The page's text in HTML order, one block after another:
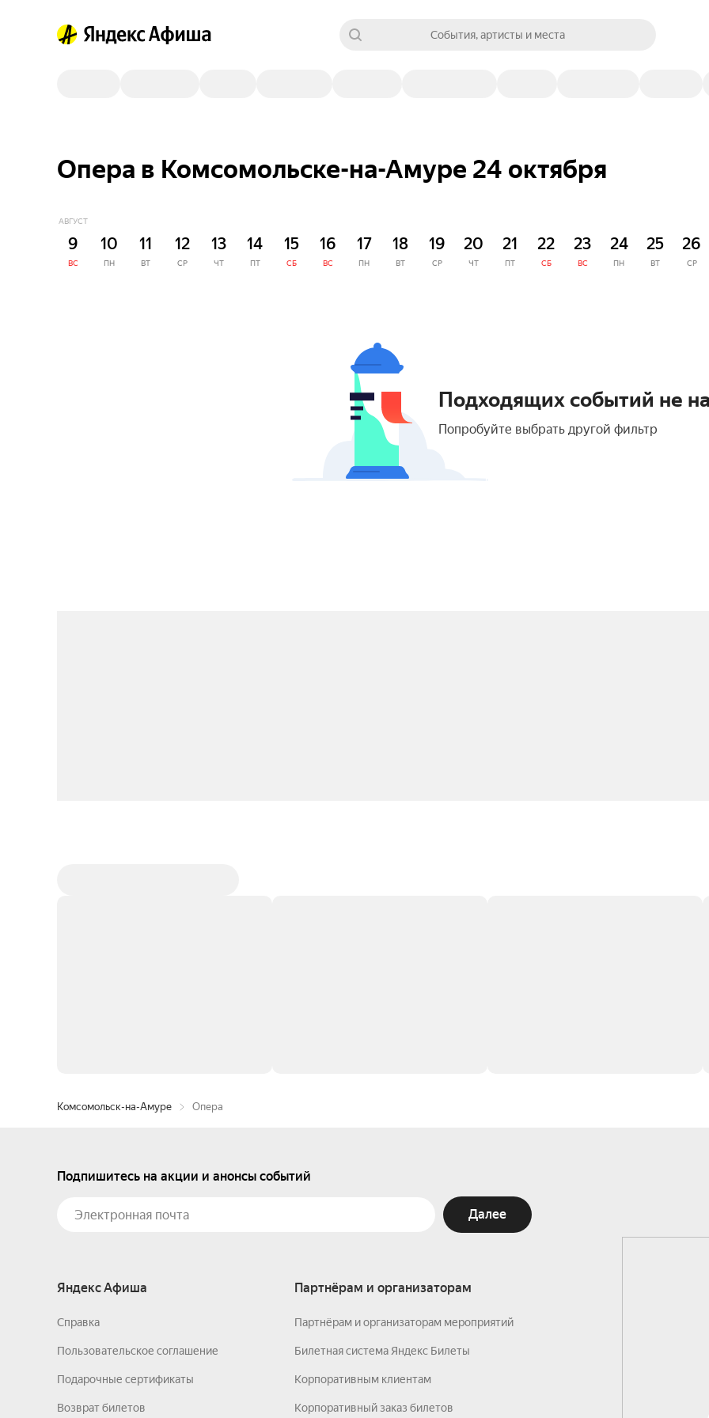
События, артисты и места
Опера в Комсомольске-на-Амуре 24 октября
АВГУСТ
9
ВС
10
ПН
11
ВТ
12
СР
13
ЧТ
14
ПТ
15
СБ
16
ВС
17
ПН
18
ВТ
19
СР
20
ЧТ
21
ПТ
22
СБ
23
ВС
24
ПН
25
ВТ
26
СР
Подходящих событий не
Попробуйте выбрать другой фильтр
Комсомольск-на-Амуре Опера
Подпишитесь на акции и анонсы событий
Далее
Яндекс Афиша
Справка
Пользовательское соглашение
Подарочные сертификаты
Возврат билетов
Партнёрам и организаторам
Партнёрам и организаторам мероприятий
Билетная система Яндекс Билеты
Корпоративным клиентам
Корпоративный заказ билетов